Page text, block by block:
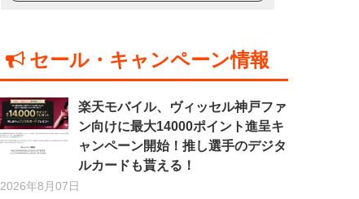
セール・キャンペーン情報
楽天モバイル、ヴィッセル神戸ファ
ン向けに最大14000ポイント進呈キ
ャンペーン開始！推し選手のデジタ
ルカードも貰える！
2026年8月07日